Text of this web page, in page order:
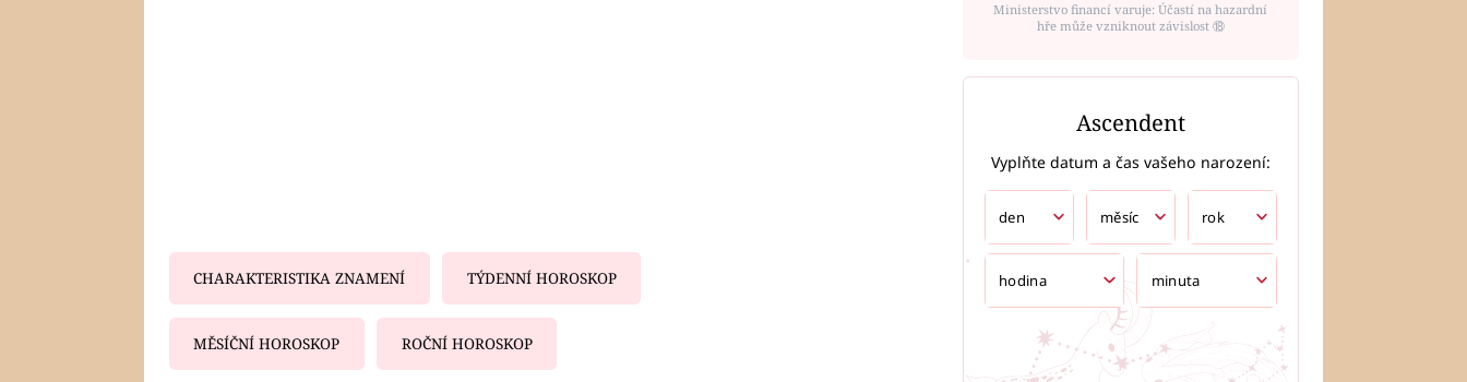
CHARAKTERISTIKA ZNAMENÍ TÝDENNÍ HOROSKOP
MĚSÍČNÍ HOROSKOP ROČNÍ HOROSKOP
Ministerstvo financí varuje: Účastí na hazardní
hře může vzniknout závislost ⑱
Ascendent
Vyplňte datum a čas vašeho narození: